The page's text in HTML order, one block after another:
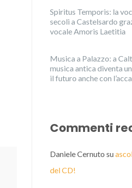
Spiritus Temporis: la
secoli a Castelsardo
vocale Amoris Laetitia
Musica a Palazzo: a
musica antica diventa
il futuro anche con
Commenti
Daniele Cernuto su
del CD!